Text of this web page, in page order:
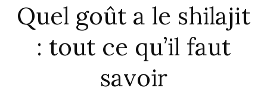
Quel goût a le shilajit
: tout ce qu’il faut
savoir